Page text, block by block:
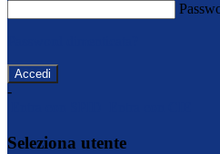
-
Seleziona utente